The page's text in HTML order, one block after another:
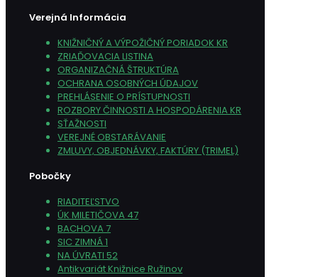
Verejná Informácia
KNIŽNIČNÝ A VÝPOŽIČNÝ PORIADOK KR
ZRIAĎOVACIA LISTINA
ORGANIZAČNÁ ŠTRUKTÚRA
OCHRANA OSOBNÝCH ÚDAJOV
PREHLÁSENIE O PRÍSTUPNOSTI
ROZBORY ČINNOSTI A HOSPODÁRENIA KR
SŤAŽNOSTI
VEREJNÉ OBSTARÁVANIE
ZMLUVY, OBJEDNÁVKY, FAKTÚRY (TRIMEL)
Pobočky
RIADITEĽSTVO
ÚK MILETIČOVA 47
BACHOVA 7
SIC ZIMNÁ 1
NA ÚVRATI 52
Antikvariát Knižnice Ružinov